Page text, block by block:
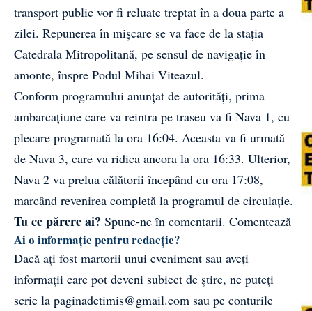
transport public vor fi reluate treptat în a doua parte a
zilei. Repunerea în mișcare se va face de la stația
Catedrala Mitropolitană, pe sensul de navigație în
amonte, înspre Podul Mihai Viteazul.
Conform programului anunțat de autorități, prima
ambarcațiune care va reintra pe traseu va fi Nava 1, cu
plecare programată la ora 16:04. Aceasta va fi urmată
de Nava 3, care va ridica ancora la ora 16:33. Ulterior,
Nava 2 va prelua călătorii începând cu ora 17:08,
marcând revenirea completă la programul de circulație.
Tu ce părere ai? Spune-ne în comentarii. Comentează
Ai o informație pentru redacție?
Dacă ați fost martorii unui eveniment sau aveți
informații care pot deveni subiect de știre, ne puteți
scrie la paginadetimis@gmail.com sau pe conturile